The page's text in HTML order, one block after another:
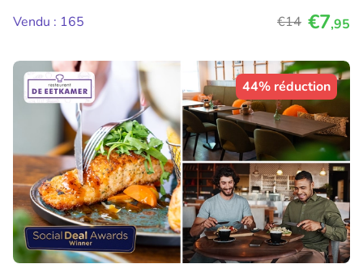
Vendu : 165
€14 €7,95
44% réduction